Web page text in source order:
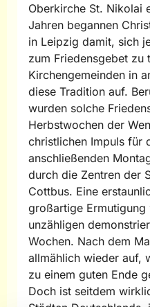
Oberkirche St. Nikolai
Jahren begannen
in Leipzig damit, sich
zum Friedensgebet zu
Kirchengemeinden in
diese Tradition auf.
wurden solche
Herbstwochen der
christlichen Impuls für
anschließenden
durch die Zentren der
Cottbus. Eine
großartige
unzähligen
Wochen. Nach dem
allmählich wieder auf,
zu einem guten Ende
Doch ist seitdem